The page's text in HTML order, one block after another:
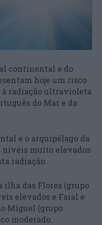
continental e do
hoje um risco
radiação ultravioleta
do Mar e da
e o arquipélago da
níveis muito elevados
radiação.
ilha das Flores (grupo
elevados e Faial e
Miguel (grupo
moderado.